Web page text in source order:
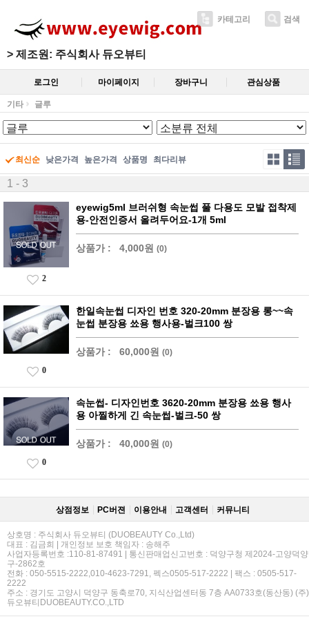
> 제조원: 주식회사 듀오뷰티
카테고리 검색
로그인 마이페이지 장바구니 관심상품
기타 글루
최신순 낮은가격 높은가격 상품명 최다리뷰
1 - 3
eyewig5ml 브러쉬형 속눈썹 풀 다용도 모발 접착제
용-안전인증서 올려두어요-1개 5ml
상품가 : 4,000원 (0)
2
한일속눈썹 디자인 번호 320-20mm 분장용 롱~~속
눈썹 분장용 쑈용 행사용-벌크100 쌍
상품가 : 60,000원 (0)
0
속눈썹- 디자인번호 3620-20mm 분장용 쑈용 행사
용 아찔하게 긴 속눈썹-벌크-50 쌍
상품가 : 40,000원 (0)
0
상점정보 PC버젼 이용안내 고객센터 커뮤니티
상호명 : 주식회사 듀오뷰티 (DUOBEAUTY Co.,Ltd)
대표 : 김금희 | 개인정보 보호 책임자 : 송해주
사업자등록번호 :110-81-87491 | 통신판매업신고번호 : 덕양구청 제2024-고양덕양
구-2862호
전화 : 050-5515-2222,010-4623-7291, 펙스0505-517-2222 | 팩스 : 0505-517-
2222
주소 : 경기도 고양시 덕양구 동축로70, 지식산업센터동 7층 AA0733호(동산동) (주)
듀오뷰티DUOBEAUTY.CO.,LTD